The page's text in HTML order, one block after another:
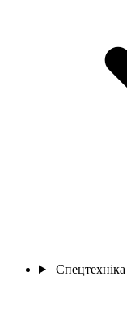
Спецтехніка